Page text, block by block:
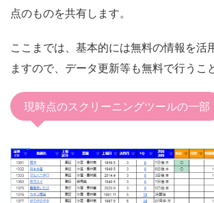
点のものを共有します。
ここまでは、基本的には無料の情報を活
ますので、データ更新等も無料で行うこ
現時点のスクリーニングツールの一部